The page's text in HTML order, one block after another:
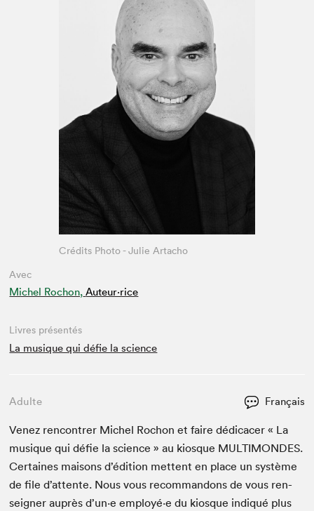
Avec
Michel Rochon, Auteur·rice
Crédits Photo - Julie Artacho
Livres présentés
La musique qui défie la science
Adulte Français
Venez ren­con­tr­er Michel Rochon et faire dédi­cac­er « La
musique qui défie la sci­ence » au kiosque MUL­TI­MON­DES.
Cer­taines maisons d’édi­tion met­tent en place un sys­tème
de file d’at­tente. Nous vous recom­man­dons de vous ren­
seign­er auprès d’un·e employé·e du kiosque indiqué plus